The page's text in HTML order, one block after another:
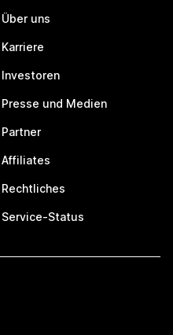
Über uns
Karriere
Investoren
Presse und Medien
Partner
Affiliates
Rechtliches
Service-Status